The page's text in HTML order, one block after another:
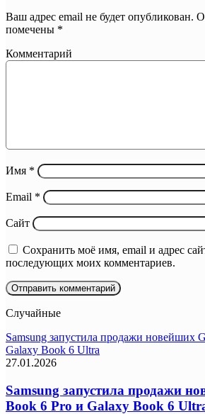
Ваш адрес email не будет опубликован.
помечены *
Комментарий
Имя *
Email *
Сайт
Сохранить моё имя, email и адрес
последующих моих комментариев.
Случайные
Samsung запустила продажи новейших
Galaxy Book 6 Ultra
27.01.2026
Samsung запустила продажи
Book 6 Pro и Galaxy Book 6